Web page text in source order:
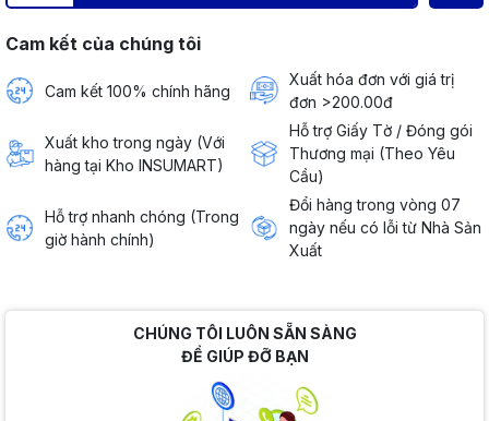
Cam kết của chúng tôi
Cam kết 100% chính hãng
Xuất hóa đơn với giá trị
đơn >200.00đ
Xuất kho trong ngày (Với
hàng tại Kho INSUMART)
Hỗ trợ Giấy Tờ / Đóng gói
Thương mại (Theo Yêu
Cầu)
Hỗ trợ nhanh chóng (Trong
giờ hành chính)
Đổi hàng trong vòng 07
ngày nếu có lỗi từ Nhà Sản
Xuất
CHÚNG TÔI LUÔN SẴN SÀNG
ĐỂ GIÚP ĐỠ BẠN